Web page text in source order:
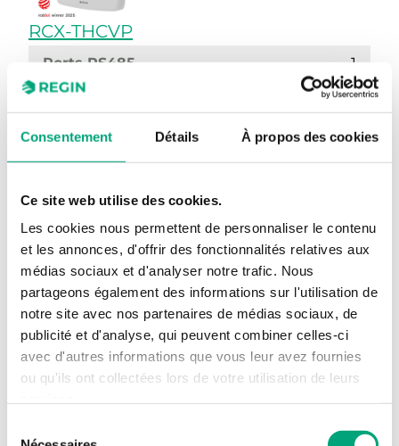
Consentement Détails À propos des cookies
Ce site web utilise des cookies.
Les cookies nous permettent de personnaliser le contenu
et les annonces, d'offrir des fonctionnalités relatives aux
médias sociaux et d'analyser notre trafic. Nous
partageons également des informations sur l'utilisation de
notre site avec nos partenaires de médias sociaux, de
publicité et d'analyse, qui peuvent combiner celles-ci
avec d'autres informations que vous leur avez fournies
ou qu'ils ont collectées lors de votre utilisation de leurs
RCX-THCVP
Ports RS485 1
UI 2
AO 2
Bouton de présence
Sonde de température
Humidity Sensor
Sonde-CO2 Oui
Sonde-COV Oui
Détecteur IR Oui